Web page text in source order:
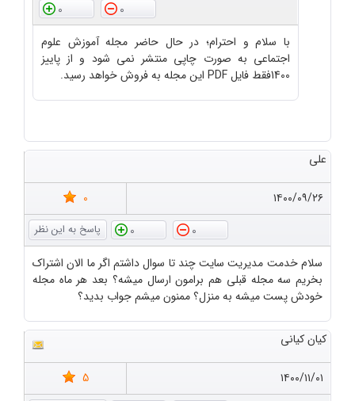
0
0
با سلام و احترام؛ در حال حاضر مجله آموزش علوم
اجتماعی به صورت چاپی منتشر نمی شود و از پاییز
1400فقط فایل PDF این مجله به فروش خواهد رسید.
علی
۱۴۰۰/۰۹/۲۶
0
0
0
سلام خدمت مدیریت سایت چند تا سوال داشتم اگر ما الان اشتراک
بخریم سه مجله قبلی هم برامون ارسال میشه؟ بعد هر ماه مجله
خودش پست میشه به منزل؟ ممنون میشم جواب بدید؟
کیان کیانی
۱۴۰۰/۱۱/۰۱
5